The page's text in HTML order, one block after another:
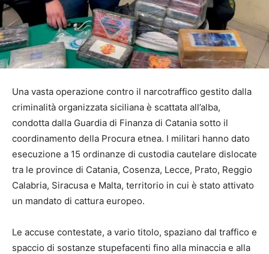
Una vasta operazione contro il narcotraffico gestito dalla
criminalità organizzata siciliana è scattata all’alba,
condotta dalla Guardia di Finanza di Catania sotto il
coordinamento della Procura etnea. I militari hanno dato
esecuzione a 15 ordinanze di custodia cautelare dislocate
tra le province di Catania, Cosenza, Lecce, Prato, Reggio
Calabria, Siracusa e Malta, territorio in cui è stato attivato
un mandato di cattura europeo.
Le accuse contestate, a vario titolo, spaziano dal traffico e
spaccio di sostanze stupefacenti fino alla minaccia e alla